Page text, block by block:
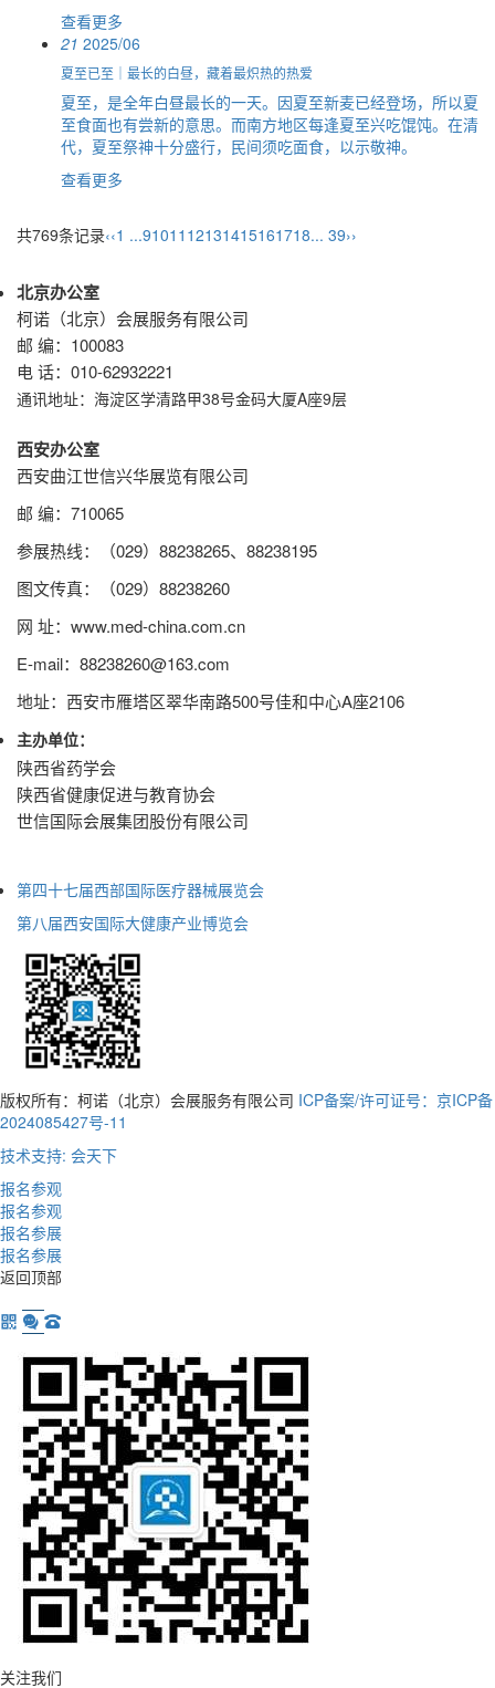
查看更多
21 2025/06
夏至已至｜最长的白昼，藏着最炽热的热爱
夏至，是全年白昼最长的一天。因夏至新麦已经登场，所以夏
至食面也有尝新的意思。而南方地区每逢夏至兴吃馄饨。在清
代，夏至祭神十分盛行，民间须吃面食，以示敬神。
查看更多
共769条记录‹‹1 ...91011 12131415161718... 39››
北京办公室
柯诺（北京）会展服务有限公司
邮 编：100083
电 话：010-62932221
通讯地址： 海淀区学清路甲38号金码大厦A座9层
西安办公室
西安曲江世信兴华展览有限公司
邮 编：710065
参展热线：（029）88238265、88238195
图文传真：（029）88238260
网 址：www.med-china.com.cn
E-mail：88238260@163.com
地址：西安市雁塔区翠华南路500号佳和中心A座2106
主办单位：
陕西省药学会
陕西省健康促进与教育协会
世信国际会展集团股份有限公司
第四十七届西部国际医疗器械展览会
第八届西安国际大健康产业博览会
版权所有：柯诺（北京）会展服务有限公司 ICP备案/许可证号：京ICP备
2024085427号-11
技术支持: 会天下
报名参观
报名参观
报名参展
报名参展
返回顶部
关注我们